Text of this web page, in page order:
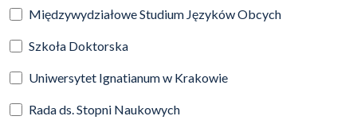
Międzywydziałowe Studium Języków Obcych
Szkoła Doktorska
Uniwersytet Ignatianum w Krakowie
Rada ds. Stopni Naukowych